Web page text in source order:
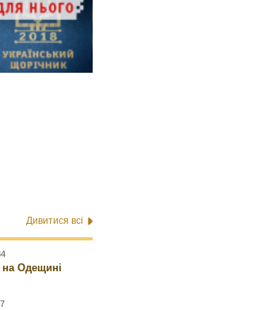
Дивитися всі
на Одещині